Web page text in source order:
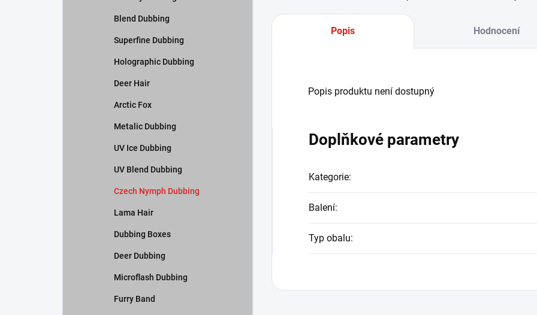
Blend Dubbing
Superfine Dubbing
Holographic Dubbing
Deer Hair
Arctic Fox
Metalic Dubbing
UV Ice Dubbing
UV Blend Dubbing
Czech Nymph Dubbing
Lama Hair
Dubbing Boxes
Deer Dubbing
Microflash Dubbing
Furry Band
Popis Hodnocení
Popis produktu není dostupný
Doplňkové parametry
Kategorie:
Balení:
Typ obalu: